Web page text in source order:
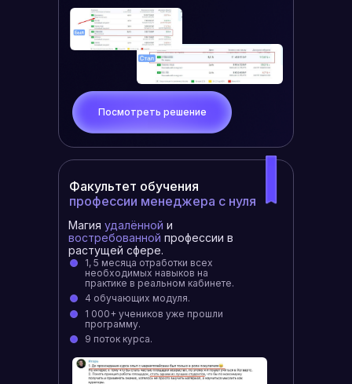
Факультет обучения
профессии менеджера с нуля
Магия удалённой и
востребованной профессии в
растущей сфере.
1, 5 месяца отработки всех
необходимых навыков на
практике в реальном кабинете.
4 обучающих модуля.
1 000+ учеников уже прошли
программу.
9 поток курса.
Посмотреть решение